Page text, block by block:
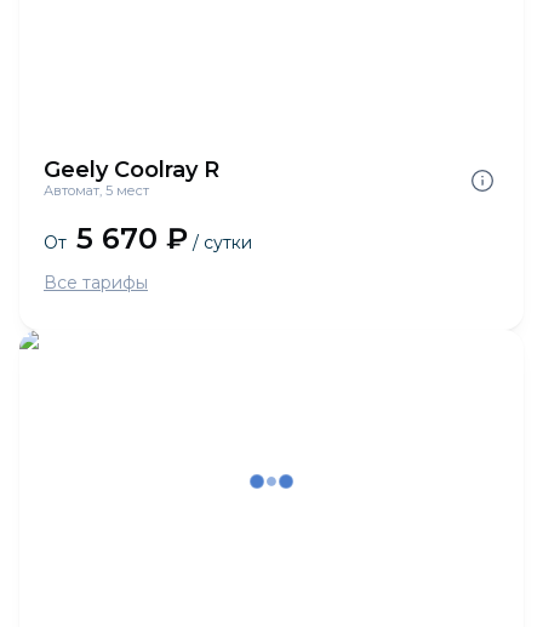
Geely Coolray R
Автомат, 5 мест
От 5 670 ₽ / сутки
Все тарифы